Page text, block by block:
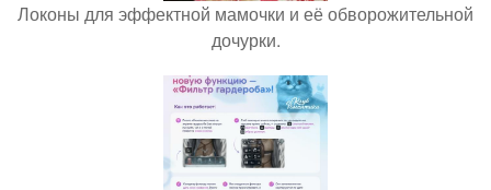
Локоны для эффектной мамочки и её обворожительной
дочурки.